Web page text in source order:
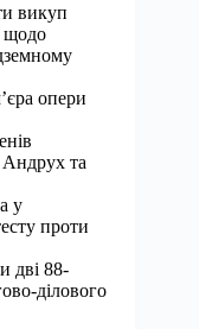
викуп
щодо
опери
та
у
проти
дві 88-
ділового